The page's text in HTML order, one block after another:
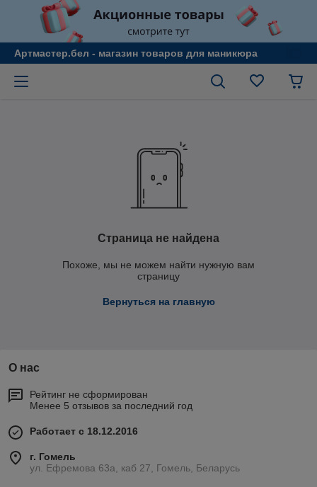
Артмастер.бел - магазин товаров для маникюра
Страница не найдена
Похоже, мы не можем найти нужную вам
страницу
Вернуться на главную
О нас
Рейтинг не сформирован
Менее 5 отзывов за последний год
Работает с 18.12.2016
г. Гомель
ул. Ефремова 63а, каб 27, Гомель, Беларусь